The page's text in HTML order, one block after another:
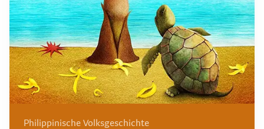
Philippinische Volksgeschichte